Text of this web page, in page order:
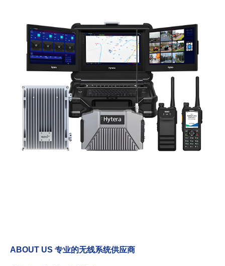
ABOUT US 专业的无线系统供应商